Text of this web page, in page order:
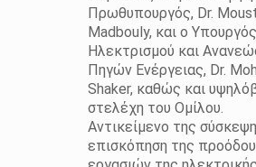
Πρωθυπουργός, Dr.
Madbouly, και ο Υπουργός
Ηλεκτρισμού και
Πηγών Ενέργειας, Dr.
Shaker, καθώς και
στελέχη του Ομίλου.
Αντικείμενο της
επισκόπηση της